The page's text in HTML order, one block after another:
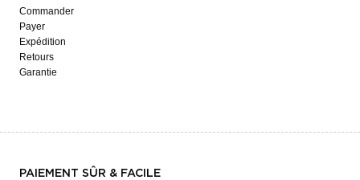
Commander
Payer
Expédition
Retours
Garantie
PAIEMENT SÛR & FACILE